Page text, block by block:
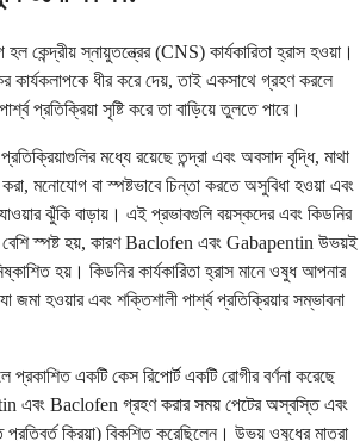
কেন্দ্রীয় স্নায়ুতন্ত্রের (CNS) কার্যকারিতা হ্রাস হওয়া।
ধীর করে দেয়, তাই একসাথে গ্রহণ করলে
প্রতিক্রিয়া সৃষ্টি করে তা বাড়িয়ে তুলতে পারে।
প্রতিক্রিয়াগুলির মধ্যে রয়েছে তন্দ্রা এবং অবসাদ বৃদ্ধি, মাথা
মনোযোগ বা স্পষ্টভাবে চিন্তা করতে অসুবিধা হওয়া এবং
ঝুঁকি বাড়ায়। এই প্রভাবগুলি বয়স্কদের এবং কিডনির
বেশি স্পষ্ট হয়, কারণ Baclofen এবং Gabapentin উভয়ই
হয়। কিডনির কার্যকারিতা হ্রাস মানে ওষুধ আপনার
জমা হওয়ার এবং শক্তিশালী পার্শ্ব প্রতিক্রিয়ার সম্ভাবনা
একটি কেস রিপোর্ট একটি রোগীর বর্ণনা করেছে
এবং Baclofen গ্রহণ করার সময় পেটের অস্বস্তি এবং
প্রতিবর্ত ক্রিয়া) বিকশিত করেছিলেন। উভয় ওষুধের মাত্রা